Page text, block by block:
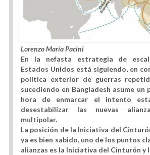
Lorenzo María Pacini
En la nefasta estrategia de
Estados Unidos está siguiendo, en
política exterior de guerras
sucediendo en Bangladesh asume un
hora de enmarcar el intento
desestabilizar las nuevas
multipolar.
La posición de la Iniciativa del
ya es bien sabido, uno de los puntos
alianzas es la Iniciativa del Cinturón y